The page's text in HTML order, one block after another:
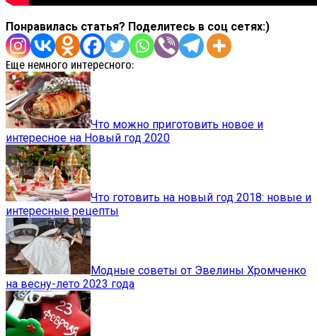
Понравилась статья? Поделитесь в соц сетях:)
Еще немного интересного:
Что можно приготовить новое и
интересное на Новый год 2020
Что готовить на новый год 2018: новые и
интересные рецепты
Модные советы от Эвелины Хромченко
на весну-лето 2023 года